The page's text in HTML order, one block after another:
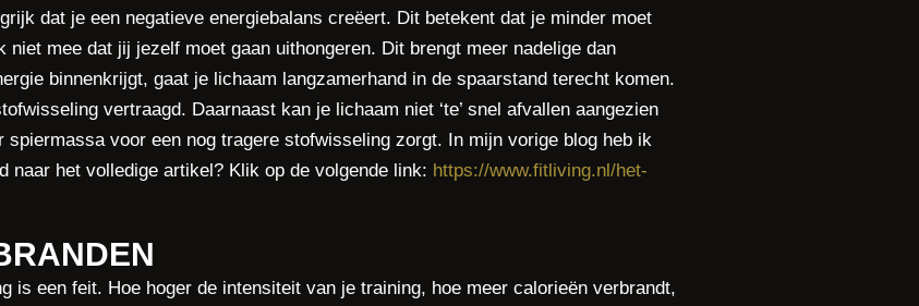
dat je een negatieve energiebalans creëert. Dit betekent dat je minder moet
mee dat jij jezelf moet gaan uithongeren. Dit brengt meer nadelige dan
binnenkrijgt, gaat je lichaam langzamerhand in de spaarstand terecht komen.
vertraagd. Daarnaast kan je lichaam niet ‘te’ snel afvallen aangezien
voor een nog tragere stofwisseling zorgt. In mijn vorige blog heb ik
naar het volledige artikel? Klik op de volgende link: https://www.fitliving.nl/het-
is een feit. Hoe hoger de intensiteit van je training, hoe meer calorieën verbrandt,